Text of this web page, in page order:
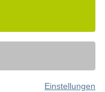
Einstellungen